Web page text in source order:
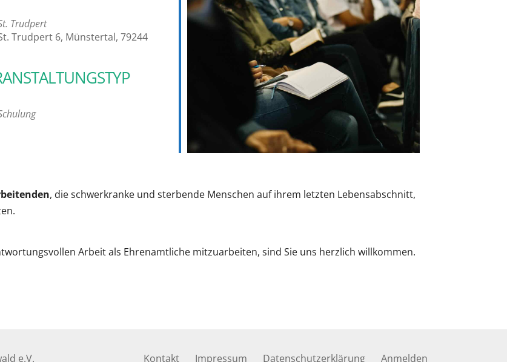
Office 365
Trudpert
Trudpert 6, Münstertal, 79244
, die schwerkranke und sterbende Menschen auf ihrem letzten Lebensabschnitt,
Arbeit als Ehrenamtliche mitzuarbeiten, sind Sie uns herzlich willkommen.
Kontakt Impressum Datenschutzerklärung Anmelden
e.V.